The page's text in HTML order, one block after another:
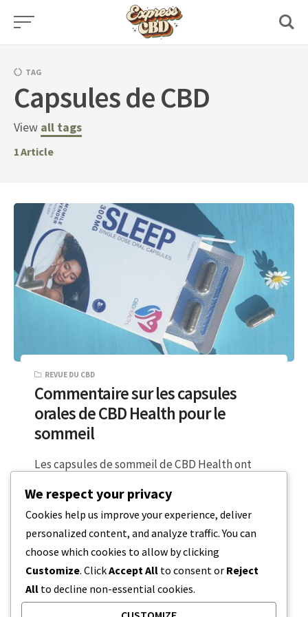
Skip
TAG
Capsules de CBD
View all tags
1Article
REVUE DU CBD
Commentaire sur les capsules
orales de CBD Health pour le
sommeil
Les capsules de sommeil de CBD Health ont
contre l’utilisation du CBD comme aide au…
2 MINUTES DE LECTURE 12 MARS 2024
We respect your privacy
Cookies help us improve your experience, deliver
personalized content, and analyze traffic. You can
choose which cookies to allow by clicking
Customize. ClickAccept All to consent or Reject
All to decline non-essential cookies.